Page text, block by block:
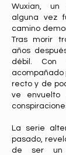
Wuxian, un
alguna vez
camino
Tras morir
años
débil. Con
acompañado
recto y de
ve envuelto
La serie
pasado,
de ser un